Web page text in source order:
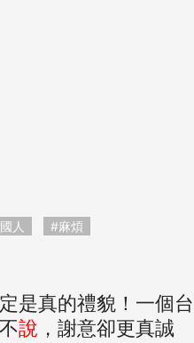
人 #麻煩
定是真的禮貌！一個台
說 ，謝意卻更真誠